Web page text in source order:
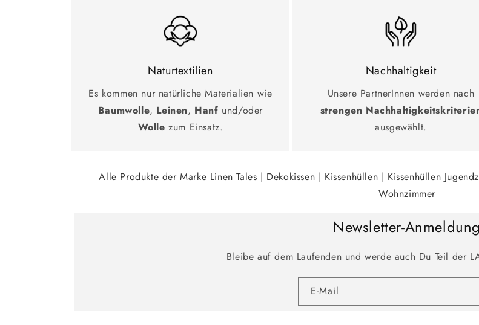
Naturtextilien
Es kommen nur natürliche Materialien wie
Baumwolle, Leinen, Hanf und/oder
Wolle zum Einsatz.
Nachhaltigkeit
Unsere PartnerInnen werden nach
strengen
ausgewählt.
Alle Produkte der Marke Linen Tales | Dekokissen | Kissenhüllen | Kissenhüllen
Wohnzimmer
Newsletter-Anmeldung
Bleibe auf dem Laufenden und werde auch Du Teil der
E-Mail